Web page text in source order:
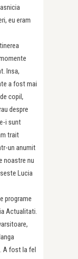
eu eram
Insa,
a fost mai
copil,
despre
i sunt
trait
un anumit
noastre nu
Lucia
programe
Actualitati.
A fost la fel